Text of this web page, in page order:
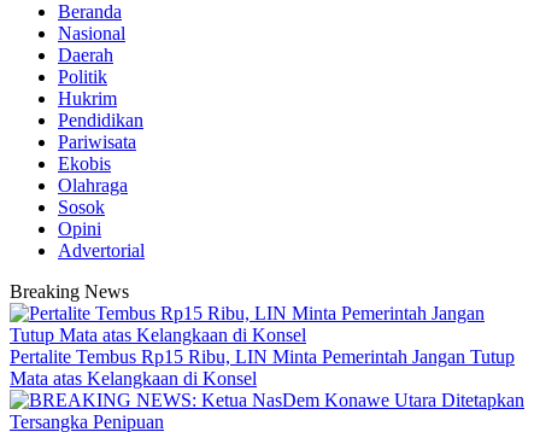
Beranda
Nasional
Daerah
Politik
Hukrim
Pendidikan
Pariwisata
Ekobis
Olahraga
Sosok
Opini
Advertorial
Breaking News
‎Pertalite Tembus Rp15 Ribu, LIN Minta Pemerintah Jangan Tutup
Mata atas Kelangkaan di Konsel